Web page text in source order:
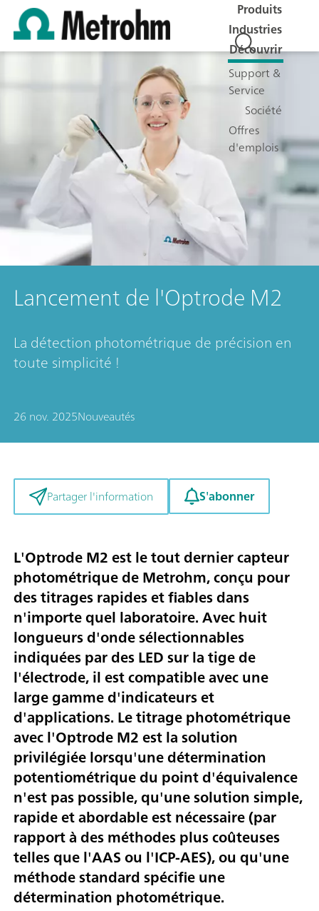
Produits
Industries
Découvrir
Support &
Service
Société
Offres
d'emplois
Lancement de l'Optrode M2
La détection photométrique de précision en
toute simplicité !
26 nov. 2025Nouveautés
Partager l'information S'abonner
L'Optrode M2 est le tout dernier capteur
photométrique de Metrohm, conçu pour
des titrages rapides et fiables dans
n'importe quel laboratoire. Avec huit
longueurs d'onde sélectionnables
indiquées par des LED sur la tige de
l'électrode, il est compatible avec une
large gamme d'indicateurs et
d'applications. Le titrage photométrique
avec l'Optrode M2 est la solution
privilégiée lorsqu'une détermination
potentiométrique du point d'équivalence
n'est pas possible, qu'une solution simple,
rapide et abordable est nécessaire (par
rapport à des méthodes plus coûteuses
telles que l'AAS ou l'ICP-AES), ou qu'une
méthode standard spécifie une
détermination photométrique.